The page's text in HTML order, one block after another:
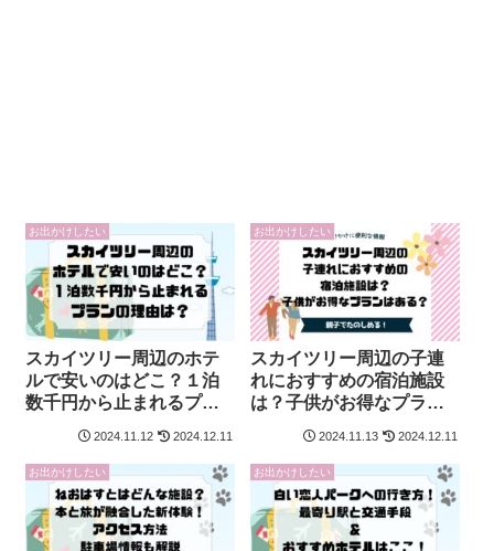
お出かけしたい
スカイツリー周辺のホテ
ルで安いのはどこ？１泊
数千円から止まれるプラ
ンの理由は？
2024.11.12 2024.12.11
お出かけしたい
スカイツリー周辺の子連
れにおすすめの宿泊施設
は？子供がお得なプラン
はある？
2024.11.13 2024.12.11
お出かけしたい お出かけしたい